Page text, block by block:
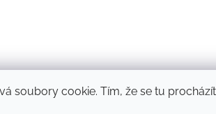
soubory cookie. Tím, že se tu